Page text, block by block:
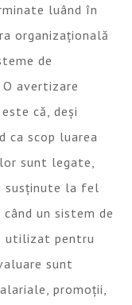
luând în
organizațională
de
avertizare
că, deși
ca scop luarea
sunt legate,
susținute la fel
un sistem de
utilizat pentru
sunt
promoții,